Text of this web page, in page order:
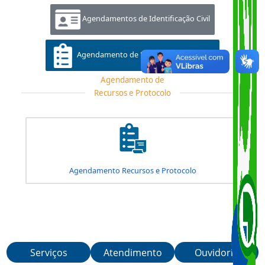
Agendamentos de Habilitação
Agendamentos de Identificação Civil
Agendamento de Recursos e Protocolo
Agendamento de
Recursos e Protocolo
Agendamento Recursos e Protocolo
Serviços Atendimento Ouvidoria